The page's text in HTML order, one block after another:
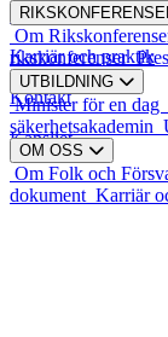
Styrande dokument
Karriär och praktik
Kontakt
Kansliet
Om
rikskonferenser
UTBILDNING
Minister för en dag
säkerhetsakademin
OM OSS
Om Folk och
dokument Karriär